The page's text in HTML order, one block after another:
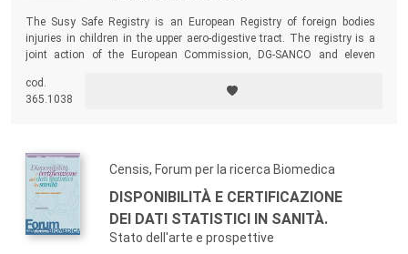
The Susy Safe Registry is an European Registry of foreign bodies
injuries in children in the upper aero-digestive tract. The registry is a
joint action of the European Commission, DG-SANCO and eleven
products causing the injuries, with the aim at identifying dangerous
products, fostering safety of young consumers and promoting
cod.
365.1038
Censis, Forum per la ricerca Biomedica
DISPONIBILITÀ E CERTIFICAZIONE
DEI DATI STATISTICI IN SANITÀ.
Stato dell'arte e prospettive